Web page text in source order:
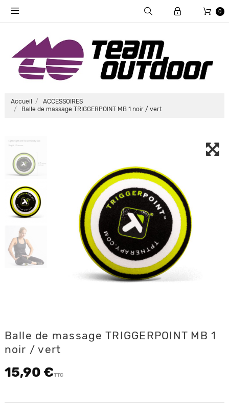
0
Accueil
ACCESSOIRES
Balle de massage TRIGGERPOINT MB 1 noir / vert
Balle de massage TRIGGERPOINT MB 1
noir / vert
15,90 €TTC